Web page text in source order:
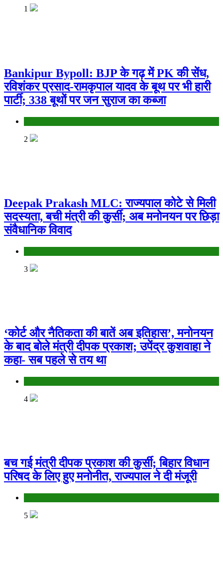
1
Bankipur Bypoll: BJP के गढ़ में PK की सेंध,
रविशंकर प्रसाद-रामकृपाल यादव के बूथ पर भी हारी
पार्टी; 338 बूथों पर जन सुराज का कब्जा
2
Deepak Prakash MLC: राज्यपाल कोटे से मिली
सदस्यता, बची मंत्री की कुर्सी; अब मनोनयन पर छिड़ा
संवैधानिक विवाद
3
‘कोर्ट और नैतिकता की बातें अब इतिहास’, मनोनयन
के बाद बोले मंत्री दीपक प्रकाश; उपेंद्र कुशवाहा ने
कहा- सब पहले से तय था
4
बच गई मंत्री दीपक प्रकाश की कुर्सी; बिहार विधान
परिषद के लिए हुए मनोनीत, राज्यपाल ने दी मंजूरी
5